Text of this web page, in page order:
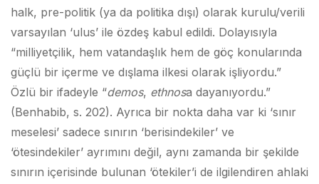
halk, pre-politik (ya da politika dışı) olarak kurulu/verili
varsayılan ‘ulus’ ile özdeş kabul edildi. Dolayısıyla
“milliyetçilik, hem vatandaşlık hem de göç konularında
güçlü bir içerme ve dışlama ilkesi olarak işliyordu.”
Özlü bir ifadeyle “demos, ethnosa dayanıyordu.”
(Benhabib, s. 202). Ayrıca bir nokta daha var ki ‘sınır
meselesi’ sadece sınırın ‘berisindekiler’ ve
‘ötesindekiler’ ayrımını değil, aynı zamanda bir şekilde
sınırın içerisinde bulunan ‘ötekiler’i de ilgilendiren ahlaki